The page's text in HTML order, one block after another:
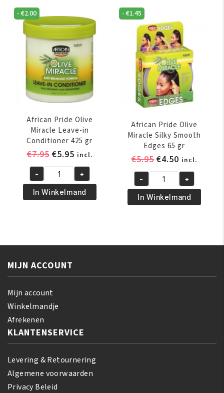
In
Conditioner
355
aantal
Miracle
Silky
Hair
Moisturizer
355
ml
aantal
-€2.00
African Pride Olive
Miracle Leave-in
Conditioner 425 gr
€7.95 Oorspronkelijke
was:
€7.95.
€5.95Huidige
prijs
is:
€5.95.
incl.
African
Pride
Olive
425
gr
aantal
- +
In Winkelmand
-€1.45
African Pride Olive
Miracle Silky Smooth
Edges 65 gr
€5.95
was:
€5.95.
€4.50 Huidige
prijs
is:
€4.50.
incl.
African
Pride
Olive
Smooth
gr
- +
In Winkelmand
MIJN ACCOUNT
Mijn account
Winkelmandje
Afrekenen
KLANTENSERVICE
Levering & Retournering
Algemene voorwaarden
Privacy Beleid